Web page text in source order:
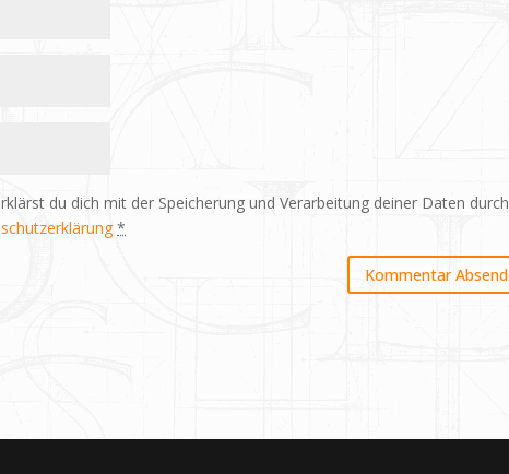
du dich mit der Speicherung und Verarbeitung deiner Daten durch
*